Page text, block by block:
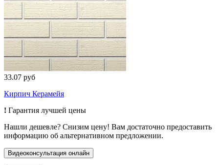
33.07 руб
Кирпич Керамейя
! Гарантия лучшей цены
Нашли дешевле? Снизим цену! Вам достаточно предоставить
информацию об альтернативном предложении.